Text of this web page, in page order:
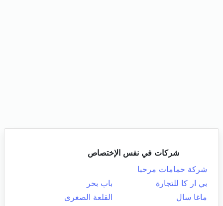
شركات في نفس الإختصاص
شركة حمامات مرحبا
بي ار كا للتجارة
باب بحر
ماغا سال
القلعة الصغرى